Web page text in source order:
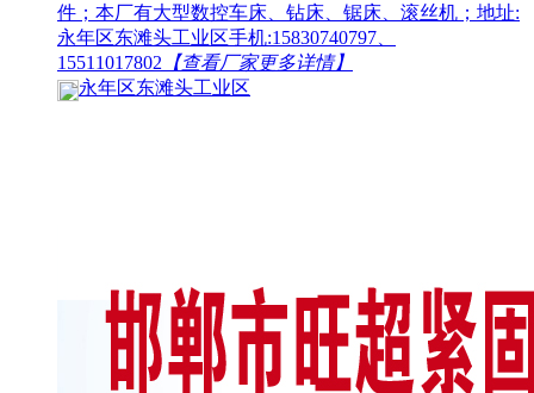
件；本厂有大型数控车床、钻床、锯床、滚丝机；地址:
永年区东滩头工业区手机:15830740797、
15511017802 【查看厂家更多详情】
永年区东滩头工业区